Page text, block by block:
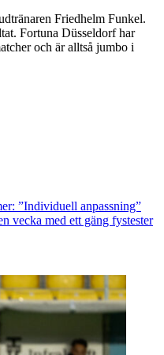
Friedhelm Funkel.
Fortuna Düsseldorf har
och är alltså jumbo i
”Individuell anpassning”
vecka med ett gäng fystester